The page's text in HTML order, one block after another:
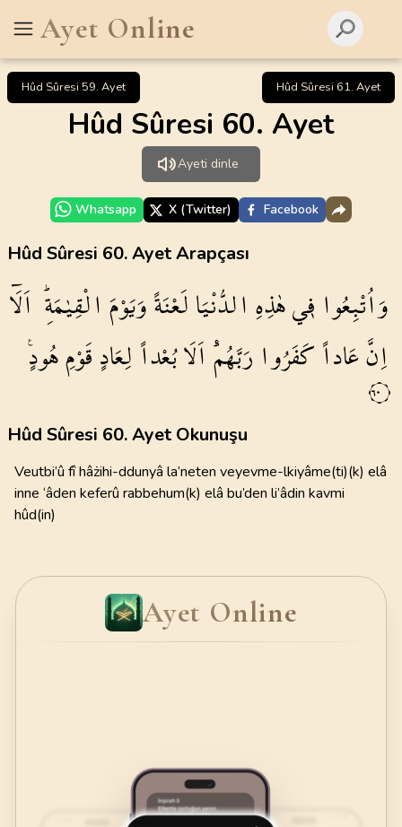
Ayet Online
Hûd Sûresi 59. Ayet Hûd Sûresi 61. Ayet
Hûd Sûresi 60. Ayet
Ayeti dinle
Whatsapp X (Twitter) Facebook
Hûd Sûresi 60. Ayet Arapçası
وَاُتْبِعُوا ف۪يهٰذِهِالدُّنْيَالَعْنَةًوَيَوْمَالْقِيٰمَةِۜ اَلَٓا
اِنَّعَاداًكَفَرُوا رَبَّهُمْۜاَلَابُعْداًلِعَادٍقَوْمِهُودٍ۟
٦٠
Hûd Sûresi 60. Ayet Okunuşu
Veutbi’û fî hâżihi-ddunyâ la’neten veyevme-lkiyâme(ti)(k) elâ
inne ‘âden keferû rabbehum(k) elâ bu’den li’âdin kavmi
hûd(in)
Ayet Online